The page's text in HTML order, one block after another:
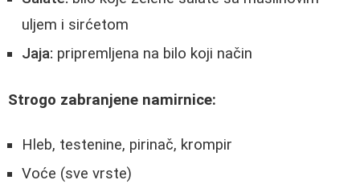
uljem i sirćetom
Jaja: pripremljena na bilo koji način
Strogo zabranjene namirnice:
Hleb, testenine, pirinač, krompir
Voće (sve vrste)